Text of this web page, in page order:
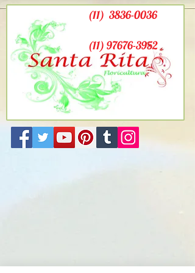
(11) 3836-0036
(11) 97676-3952